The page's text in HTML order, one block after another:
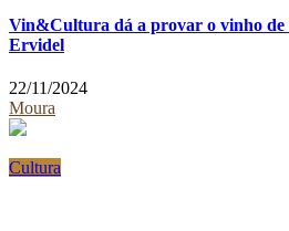
Vin&Cultura dá a provar o vinho de
Ervidel
22/11/2024
Moura
Cultura